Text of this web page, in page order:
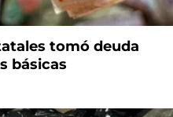
tomó deuda
básicas